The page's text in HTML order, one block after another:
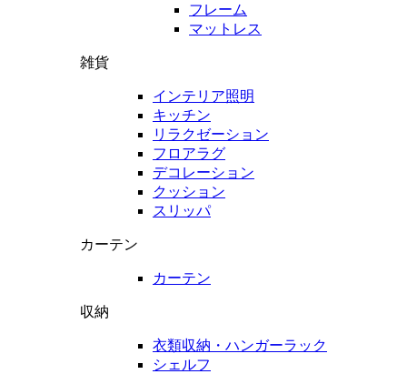
フレーム
マットレス
雑貨
インテリア照明
キッチン
リラクゼーション
フロアラグ
デコレーション
クッション
スリッパ
カーテン
カーテン
収納
衣類収納・ハンガーラック
シェルフ